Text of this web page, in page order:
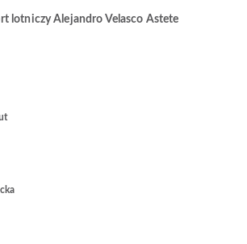
lotniczy Alejandro Velasco Astete